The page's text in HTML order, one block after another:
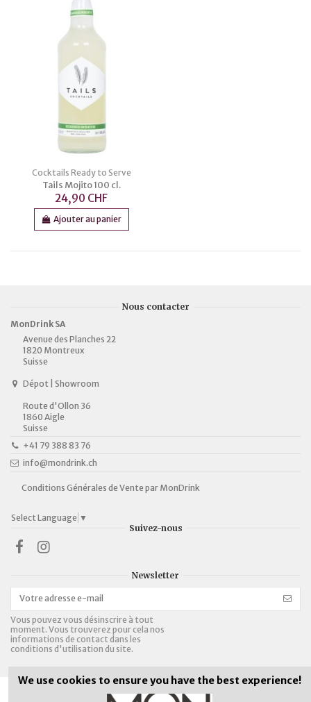
Cocktails Ready to Serve
Tails Mojito 100 cl.
24,90 CHF
Ajouter au panier
Nous contacter
MonDrink SA
Avenue des Planches 22
1820 Montreux
Suisse
Dépot | Showroom
Route d'Ollon 36
1860 Aigle
Suisse
+41 79 388 83 76
info@mondrink.ch
Conditions Générales de Vente par MonDrink
Select Language ▼
Suivez-nous
Newsletter
Vous pouvez vous désinscrire à tout
moment. Vous trouverez pour cela nos
informations de contact dans les
conditions d'utilisation du site.
We use cookies to ensure you have the best experience!